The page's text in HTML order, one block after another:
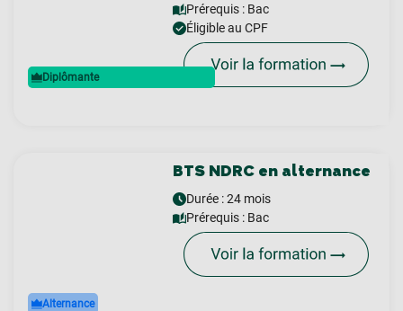
Diplômante
Prérequis : Bac
Éligible au CPF
Alternance
BTS NDRC en alternance
Durée : 24 mois
Prérequis : Bac